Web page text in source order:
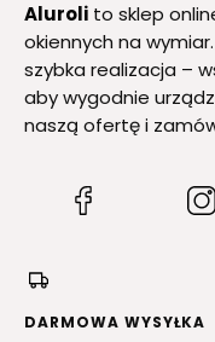
Aluroli to sklep
okiennych na
szybka realizacja –
aby wygodnie
naszą ofertę i
DARMOWA WYSYŁKA